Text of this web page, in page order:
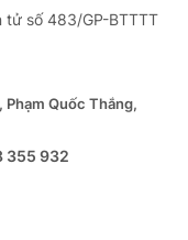
tử số 483/GP-BTTTT
Quốc Thắng,
355 932